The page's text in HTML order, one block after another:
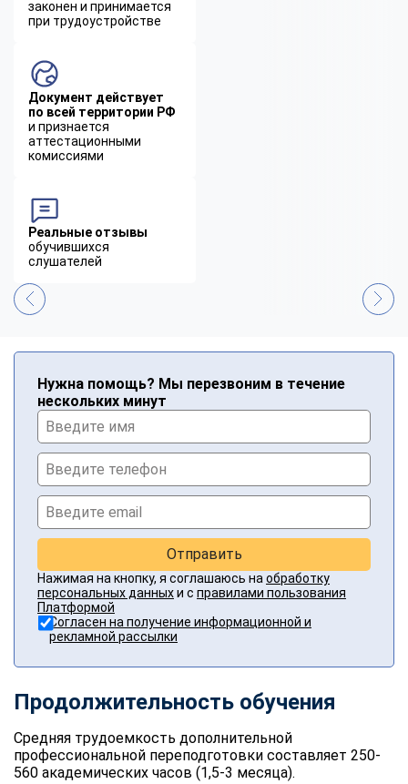
законен и принимается
при трудоустройстве
Документ действует
по всей территории РФ
и признается
аттестационными
комиссиями
Реальные отзывы
обучившихся
слушателей
Нужна помощь? Мы перезвоним в течение
нескольких минут
Отправить
Нажимая на кнопку, я соглашаюсь на обработку
персональных данныхи с правилами пользования
Платформой
Согласен на получение информационной и
рекламной рассылки
Продолжительность обучения
Средняя трудоемкость дополнительной
профессиональной переподготовки составляет 250-
560 академических часов (1,5-3 месяца).